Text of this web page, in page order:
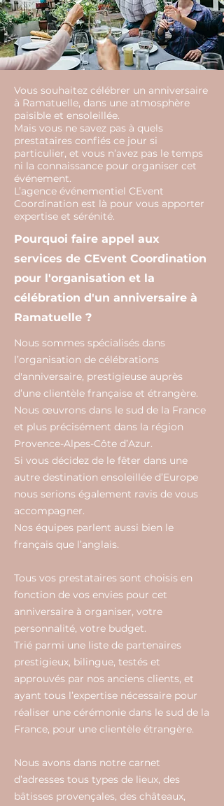
Vous souhaitez célébrer un anniversaire
à Ramatuelle, dans une atmosphère
paisible et ensoleillée.
Mais vous ne savez pas à quels
prestataires confiés ce jour si
particulier, et vous n’avez pas le temps
ni la connaissance pour organiser cet
événement.
L’agence événementiel CEvent
Coordination est là pour vous apporter
expertise et sérénité.
Pourquoi faire appel aux
services de CEvent Coordination
pour l'organisation et la
célébration d'un anniversaire à
Ramatuelle ?
Nous sommes spécialisés dans
l’organisation de célébrations
d'anniversaire, prestigieuse auprès
d’une clientèle française et étrangère.
Nous œuvrons dans le sud de la France
et plus précisément dans la région
Provence-Alpes-Côte d’Azur.
Si vous décidez de le fêter dans une
autre destination ensoleillée d’Europe
nous serions également ravis de vous
accompagner.
Nos équipes parlent aussi bien le
français que l’anglais.
Tous vos prestataires sont choisis en
fonction de vos envies pour cet
anniversaire à organiser, votre
personnalité, votre budget.
Trié parmi une liste de partenaires
prestigieux, bilingue, testés et
approuvés par nos anciens clients, et
ayant tous l’expertise nécessaire pour
réaliser une cérémonie dans le sud de la
France, pour une clientèle étrangère.
Nous avons dans notre carnet
d’adresses tous types de lieux, des
bâtisses provençales, des châteaux,